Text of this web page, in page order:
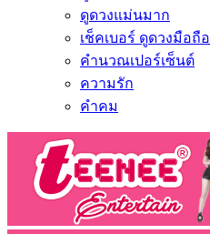
ดูดวงแม่นมาก
เช็คเบอร์ ดูดวงมือถือ
คำนวณเปอร์เซ็นต์
ความรัก
คำคม